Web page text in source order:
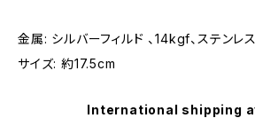
金属: シルバーフィルド 、14kgf、ステンレス
サイズ: 約17.5cm
International shipping